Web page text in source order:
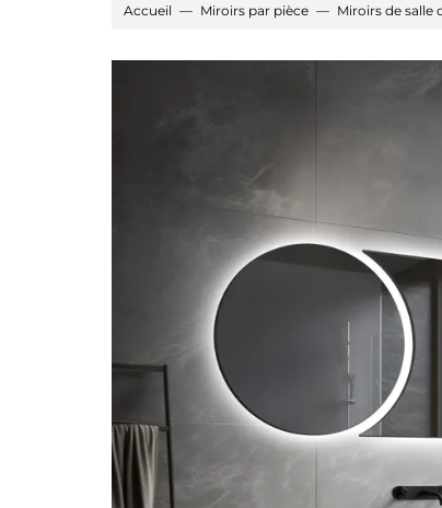
Accueil Miroirs par pièce Miroirs de salle